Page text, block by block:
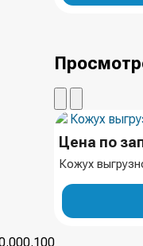
Цена по
Кожух